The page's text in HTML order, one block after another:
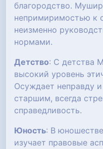
благородство.
непримиримостью к
неизменно
нормами.
Детство: С детства
высокий уровень
Осуждает неправду
старшим, всегда
справедливость.
Юность: В
изучает правовые